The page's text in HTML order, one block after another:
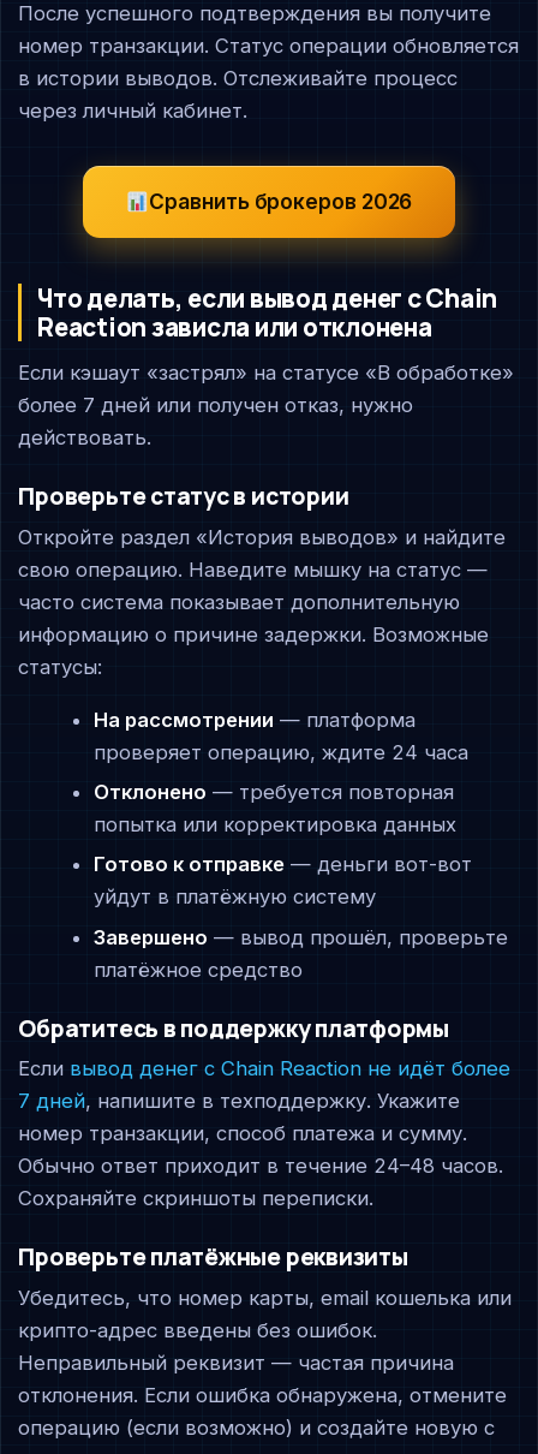
После успешного подтверждения вы получите
номер транзакции. Статус операции обновляется
в истории выводов. Отслеживайте процесс
через личный кабинет.
Сравнить брокеров 2026
Что делать, если вывод денег с Chain
Reaction зависла или отклонена
Если кэшаут «застрял» на статусе «В обработке»
более 7 дней или получен отказ, нужно
действовать.
Проверьте статус в истории
Откройте раздел «История выводов» и найдите
свою операцию. Наведите мышку на статус —
часто система показывает дополнительную
информацию о причине задержки. Возможные
статусы:
На рассмотрении — платформа
проверяет операцию, ждите 24 часа
Отклонено — требуется повторная
попытка или корректировка данных
Готово к отправке— деньги вот-вот
уйдут в платёжную систему
Завершено — вывод прошёл, проверьте
платёжное средство
Обратитесь в поддержку платформы
Если вывод денег с Chain Reaction не идёт более
7 дней, напишите в техподдержку. Укажите
номер транзакции, способ платежа и сумму.
Обычно ответ приходит в течение 24–48 часов.
Сохраняйте скриншоты переписки.
Проверьте платёжные реквизиты
Убедитесь, что номер карты, email кошелька или
крипто-адрес введены без ошибок.
Неправильный реквизит — частая причина
отклонения. Если ошибка обнаружена, отмените
операцию (если возможно) и создайте новую с